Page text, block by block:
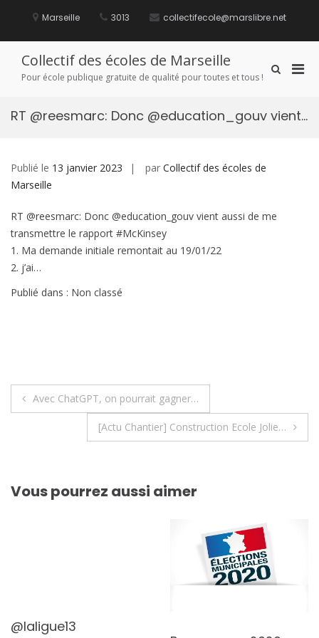
Marseille 3013 collectifecole@marslibre.net
Collectif des écoles de Marseille
Pour école publique gratuite de qualité pour toutes et tous !
Afficher
recherche
RT @reesmarc: Donc @education_gouv vient…
Publié le 13 janvier 2023 par Collectif des écoles de
Marseille
RT @reesmarc: Donc @education_gouv vient aussi de me
transmettre le rapport #McKinsey
1. Ma demande initiale remontait au 19/01/22
2. j’ai…
Publié dans : Non classé
Navigation
Avec ChatGPT, on pourrait gagner…
[Actu Chantier] Construction Ecole Jolie…
Vous pourrez aussi aimer
@laligue13